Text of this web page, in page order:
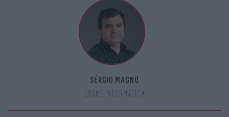
SÉRGIO MAGNO
EXAME INFORMÁTICA